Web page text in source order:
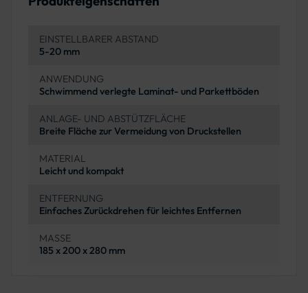
EINSTELLBARER ABSTAND
5-20 mm
ANWENDUNG
Schwimmend verlegte Laminat- und Parkettböden
ANLAGE- UND ABSTÜTZFLÄCHE
Breite Fläche zur Vermeidung von Druckstellen
MATERIAL
Leicht und kompakt
ENTFERNUNG
Einfaches Zurückdrehen für leichtes Entfernen
MASSE
185 x 200 x 280 mm